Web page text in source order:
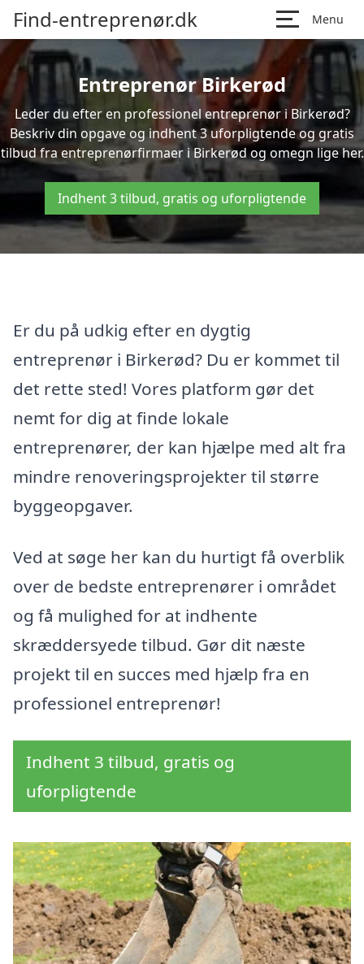
Find-entreprenør.dk Menu
Entreprenør Birkerød
Leder du efter en professionel entreprenør i Birkerød?
Beskriv din opgave og indhent 3 uforpligtende og gratis
tilbud fra entreprenørfirmaer i Birkerød og omegn lige her.
Indhent 3 tilbud, gratis og uforpligtende
Er du på udkig efter en dygtig
entreprenør i Birkerød? Du er kommet til
det rette sted! Vores platform gør det
nemt for dig at finde lokale
entreprenører, der kan hjælpe med alt fra
mindre renoveringsprojekter til større
byggeopgaver.
Ved at søge her kan du hurtigt få overblik
over de bedste entreprenører i området
og få mulighed for at indhente
skræddersyede tilbud. Gør dit næste
projekt til en succes med hjælp fra en
professionel entreprenør!
Indhent 3 tilbud, gratis og
uforpligtende